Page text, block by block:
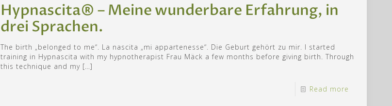
Hypnascita® – Meine wunderbare Erfahrung, in
drei Sprachen.
The birth „belonged to me“. La nascita „mi appartenesse“. Die Geburt gehört zu mir. I started
training in Hypnascita with my hypnotherapist Frau Mäck a few months before giving birth. Through
this technique and my[…]
Read more